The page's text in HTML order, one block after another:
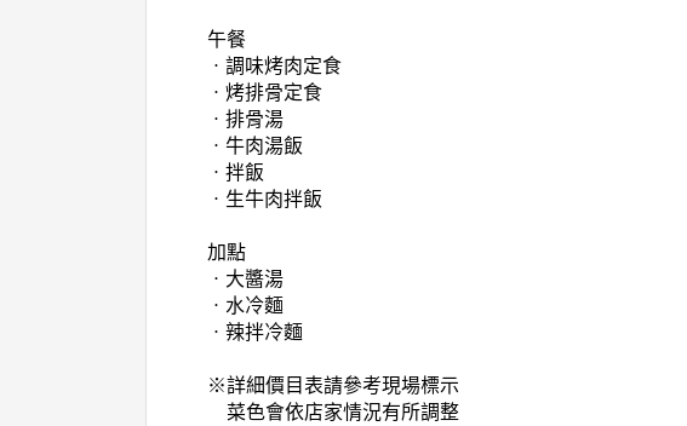
午餐
ㆍ調味烤肉定食
ㆍ烤排骨定食
ㆍ排骨湯
ㆍ牛肉湯飯
ㆍ拌飯
ㆍ生牛肉拌飯
加點
ㆍ大醬湯
ㆍ水冷麵
ㆍ辣拌冷麵
※詳細價目表請參考現場標示
菜色會依店家情況有所調整